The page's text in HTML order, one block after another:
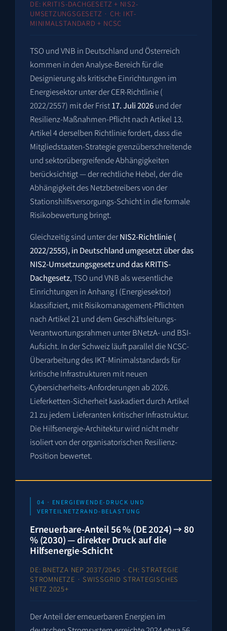
DE: KRITIS-DACHGESETZ + NIS2-
UMSETZUNGSGESETZ · CH: IKT-
MINIMALSTANDARD + NCSC
TSO und VNB in Deutschland und Österreich
kommen in den Analyse-Bereich für die
Designierung als kritische Einrichtungen im
Energiesektor unter der CER-Richtlinie (
2022/2557) mit der Frist17. Juli 2026und der
Resilienz-Maßnahmen-Pflicht nach Artikel 13.
Artikel 4 derselben Richtlinie fordert, dass die
Mitgliedstaaten-Strategie grenzüberschreitende
und sektorübergreifende Abhängigkeiten
berücksichtigt — der rechtliche Hebel, der die
Abhängigkeit des Netzbetreibers von der
Stationshilfsversorgungs-Schicht in die formale
Risikobewertung bringt.
Gleichzeitig sind unter derNIS2-Richtlinie (
2022/2555), in Deutschland umgesetzt über das
NIS2-Umsetzungsgesetz und das KRITIS-
Dachgesetz, TSO und VNB als wesentliche
Einrichtungen in Anhang I (Energiesektor)
klassifiziert, mit Risikomanagement-Pflichten
nach Artikel 21 und dem Geschäftsleitungs-
Verantwortungsrahmen unter BNetzA- und BSI-
Aufsicht. In der Schweiz läuft parallel die NCSC-
Überarbeitung des IKT-Minimalstandards für
kritische Infrastrukturen mit neuen
Cybersicherheits-Anforderungen ab 2026.
Lieferketten-Sicherheit kaskadiert durch Artikel
21 zu jedem Lieferanten kritischer Infrastruktur.
Die Hilfsenergie-Architektur wird nicht mehr
isoliert von der organisatorischen Resilienz-
Position bewertet.
04 · ENERGIEWENDE-DRUCK UND
VERTEILNETZRAND-BELASTUNG
Erneuerbare-Anteil 56 % (DE 2024) → 80
% (2030) — direkter Druck auf die
Hilfsenergie-Schicht
DE: BNETZA NEP 2037/2045 · CH: STRATEGIE
STROMNETZE · SWISSGRID STRATEGISCHES
NETZ 2025+
Der Anteil der erneuerbaren Energien im